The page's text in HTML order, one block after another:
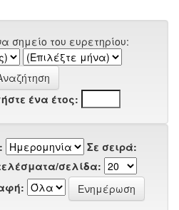
σημείο του ευρετηρίου:
ένα έτος:
Σε σειρά:
σελίδα: